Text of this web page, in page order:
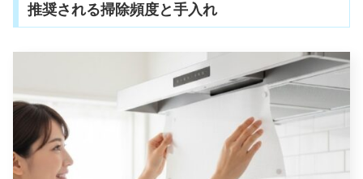
推奨される掃除頻度と手入れ